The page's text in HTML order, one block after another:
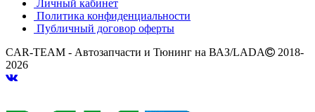
Личный кабинет
Политика конфиденциальности
Публичный договор оферты
CAR-TEAM - Автозапчасти и Тюнинг на ВАЗ/LADA
2018-
2026